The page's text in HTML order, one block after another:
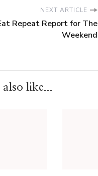
NEXT ARTICLE
Repeat Report for The
Weekend
also like...